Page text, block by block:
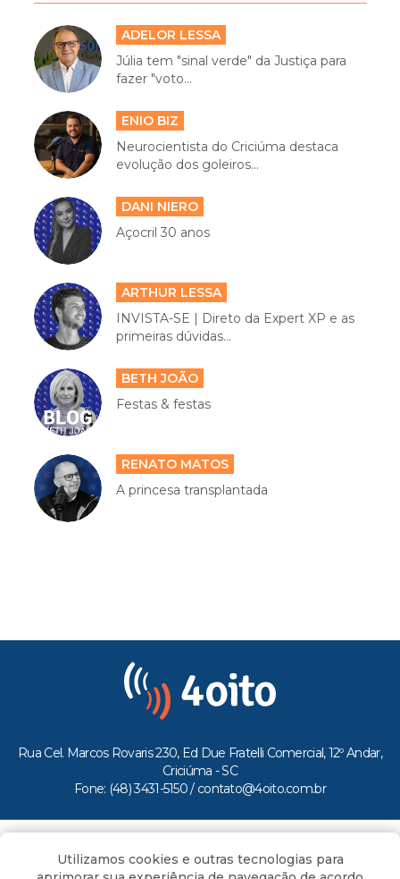
ADELOR LESSA
Júlia tem "sinal verde" da Justiça para
fazer "voto...
ENIO BIZ
Neurocientista do Criciúma destaca
evolução dos goleiros...
DANI NIERO
Açocril 30 anos
ARTHUR LESSA
INVISTA-SE | Direto da Expert XP e as
primeiras dúvidas...
BETH JOÃO
Festas & festas
RENATO MATOS
A princesa transplantada
Rua Cel. Marcos Rovaris 230, Ed Due Fratelli Comercial, 12º Andar,
Criciúma - SC
Fone: (48) 3431-5150 / contato@4oito.com.br
Todos os direitos reservados ao Portal 4oito
Utilizamos cookies e outras tecnologias para